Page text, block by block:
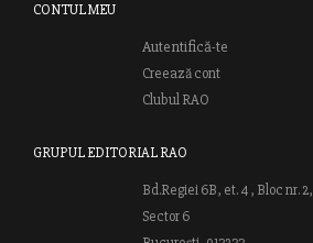
CONTUL MEU
Autentifică-te
Creează cont
Clubul RAO
GRUPUL EDITORIAL RAO
Bd.Regiei 6B, et. 4 , Bloc nr. 2,
Sector 6